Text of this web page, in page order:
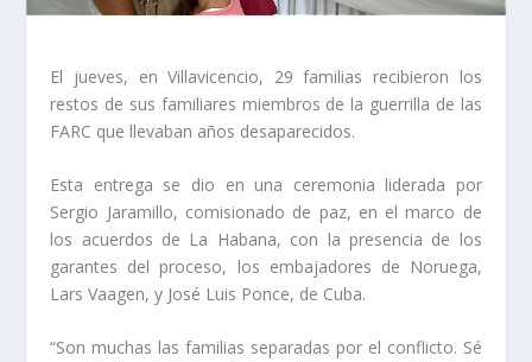
El jueves, en Villavicencio, 29 familias recibieron los
restos de sus familiares miembros de la guerrilla de las
FARC que llevaban años desaparecidos.
Esta entrega se dio en una ceremonia liderada por
Sergio Jaramillo, comisionado de paz, en el marco de
los acuerdos de La Habana, con la presencia de los
garantes del proceso, los embajadores de Noruega,
Lars Vaagen, y José Luis Ponce, de Cuba.
“Son muchas las familias separadas por el conflicto. Sé